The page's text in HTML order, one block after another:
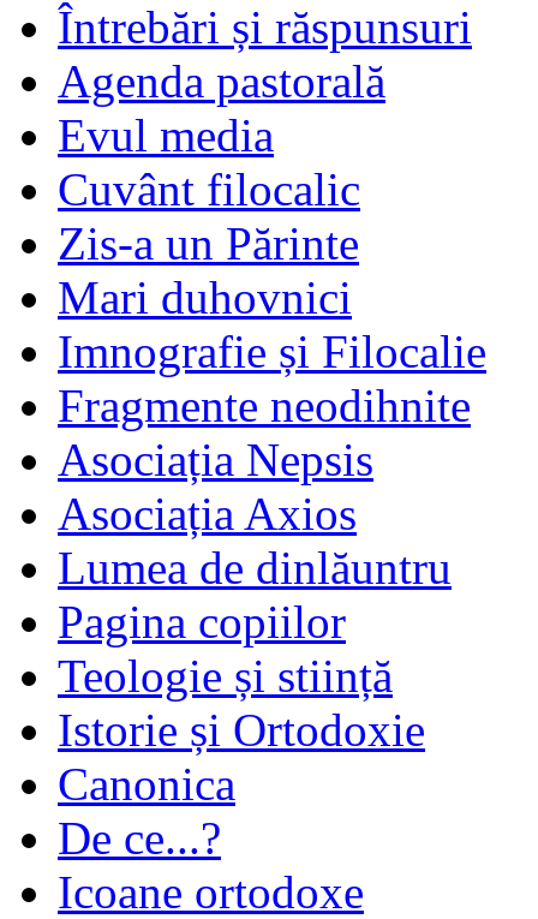
Întrebări și răspunsuri
Agenda pastorală
Evul media
Cuvânt filocalic
Zis-a un Părinte
Mari duhovnici
Imnografie și Filocalie
Fragmente neodihnite
Asociația Nepsis
Asociația Axios
Lumea de dinlăuntru
Pagina copiilor
Teologie și stiință
Istorie și Ortodoxie
Canonica
De ce...?
Icoane ortodoxe